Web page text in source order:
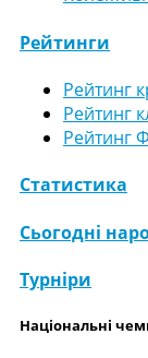
Рейтинги
Рейтинг
Рейтинг
Рейтинг
Статистика
Сьогодні
Турніри
Національні